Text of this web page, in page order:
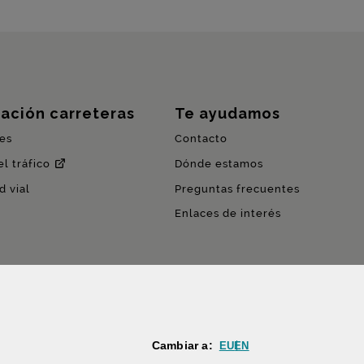
carreteras
tráfico
vial
Te ayudamos
Contacto
Dónde estamos
Preguntas frecuentes
Enlaces de interés
Cambiar a: EUEN